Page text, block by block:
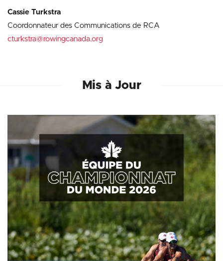
Cassie Turkstra
Coordonnateur des Communications de RCA
cturkstra@rowingcanada.org
Mis à Jour